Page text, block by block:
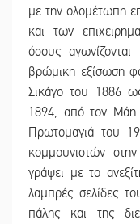
με την ολομέτωπη
και των
όσους
βρώμικη εξίσωση
Σικάγο του 1886
1894, από τον Μάη
Πρωτομαγιά του
κομμουνιστών
γράψει με το
λαμπρές σελίδες
πάλης και της